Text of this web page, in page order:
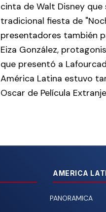
cinta de Walt Disney que
tradicional fiesta de
presentadores también
Eiza González,
que presentó a
América Latina estuvo
Oscar de Película
AMERICA
PANORAMICA